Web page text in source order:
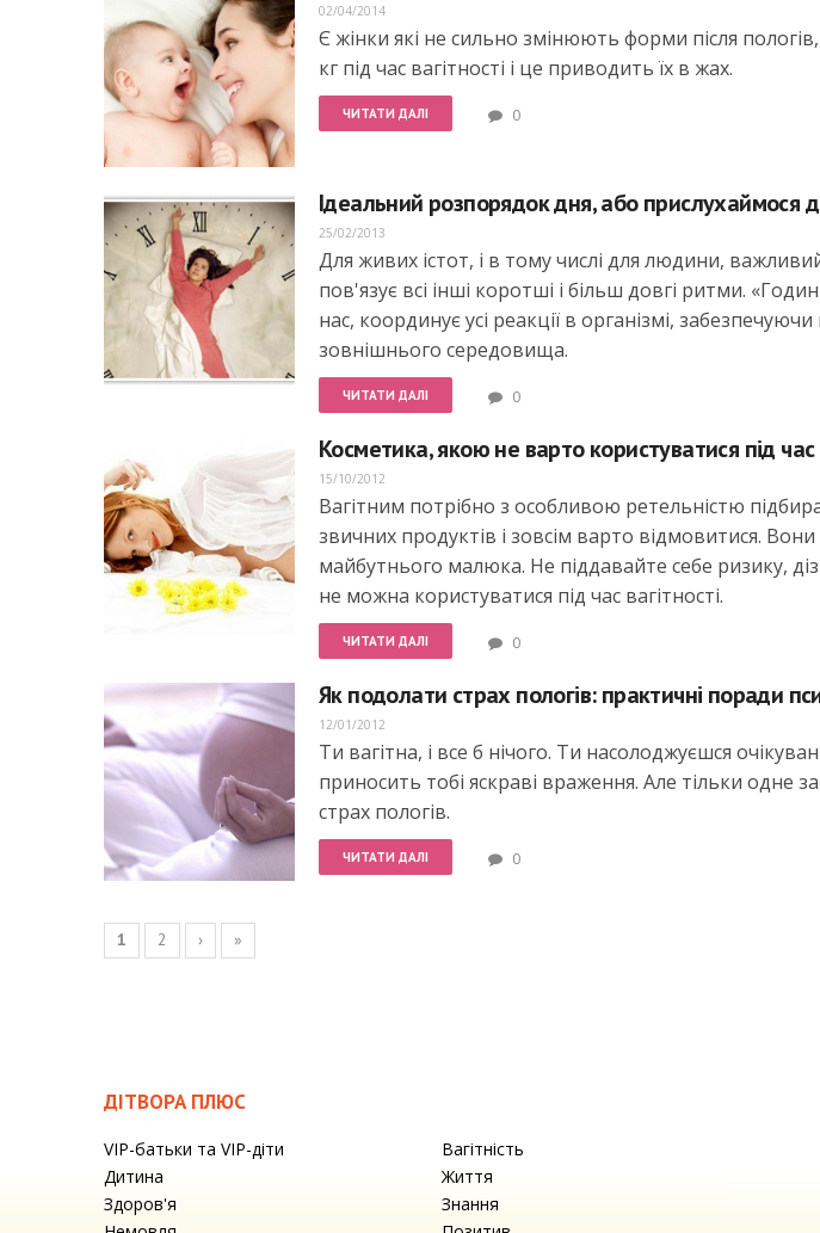
02/04/2014
Є жінки які не сильно змінюють форми після
кг під час вагітності і це приводить їх в жах.
ЧИТАТИ ДАЛІ 0
Ідеальний розпорядок дня, або прислухаймося
25/02/2013
Для живих істот, і в тому числі для людини,
пов'язує всі інші коротші і більш довгі ритми.
нас, координує усі реакції в організмі,
зовнішнього середовища.
ЧИТАТИ ДАЛІ 0
Косметика, якою не варто користуватися під час
15/10/2012
Вагітним потрібно з особливою ретельністю
звичних продуктів і зовсім варто відмовитися.
майбутнього малюка. Не піддавайте себе ризику,
не можна користуватися під час вагітності.
ЧИТАТИ ДАЛІ 0
Як подолати страх пологів: практичні поради
12/01/2012
Ти вагітна, і все б нічого. Ти насолоджуєшся
приносить тобі яскраві враження. Але тільки одне
страх пологів.
ЧИТАТИ ДАЛІ 0
Сторінки
1 2 › »
ДІТВОРА ПЛЮС
VIP-батьки та VIP-діти
Вагітність
Дитина
Життя
Здоров'я
Знання